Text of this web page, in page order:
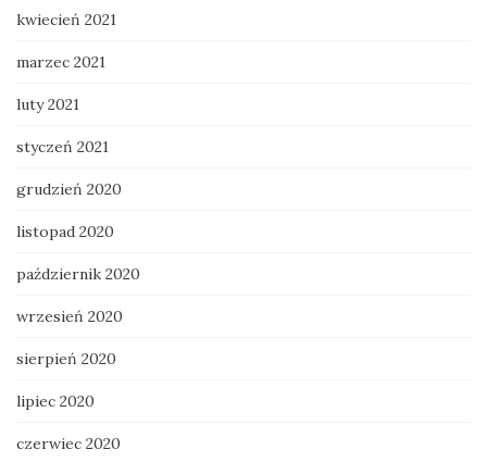
kwiecień 2021
marzec 2021
luty 2021
styczeń 2021
grudzień 2020
listopad 2020
październik 2020
wrzesień 2020
sierpień 2020
lipiec 2020
czerwiec 2020